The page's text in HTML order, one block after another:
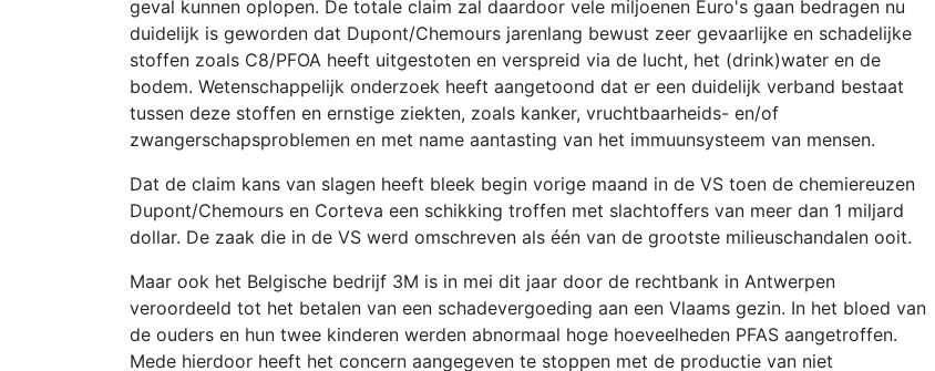
geval kunnen oplopen. De totale claim zal daardoor vele miljoenen Euro's gaan bedragen nu
duidelijk is geworden dat Dupont/Chemours jarenlang bewust zeer gevaarlijke en schadelijke
stoffen zoals C8/PFOA heeft uitgestoten en verspreid via de lucht, het (drink)water en de
bodem. Wetenschappelijk onderzoek heeft aangetoond dat er een duidelijk verband bestaat
tussen deze stoffen en ernstige ziekten, zoals kanker, vruchtbaarheids- en/of
zwangerschapsproblemen en met name aantasting van het immuunsysteem van mensen.
Dat de claim kans van slagen heeft bleek begin vorige maand in de VS toen de chemiereuzen
Dupont/Chemours en Corteva een schikking troffen met slachtoffers van meer dan 1 miljard
dollar. De zaak die in de VS werd omschreven als één van de grootste milieuschandalen ooit.
Maar ook het Belgische bedrijf 3M is in mei dit jaar door de rechtbank in Antwerpen
veroordeeld tot het betalen van een schadevergoeding aan een Vlaams gezin. In het bloed van
de ouders en hun twee kinderen werden abnormaal hoge hoeveelheden PFAS aangetroffen.
Mede hierdoor heeft het concern aangegeven te stoppen met de productie van niet